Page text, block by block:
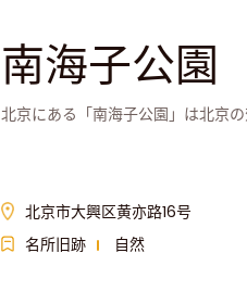
南海子公園
北京にある「南海子公園」は北京
北京市大興区黄亦路16号
名所旧跡
自然